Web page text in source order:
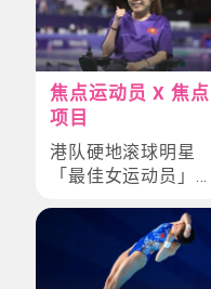
焦点运动员 X 焦点
项目
港队硬地滚球明星
「最佳女运动员」何